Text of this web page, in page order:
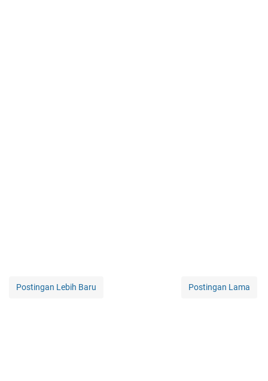
Postingan Lebih Baru Postingan Lama